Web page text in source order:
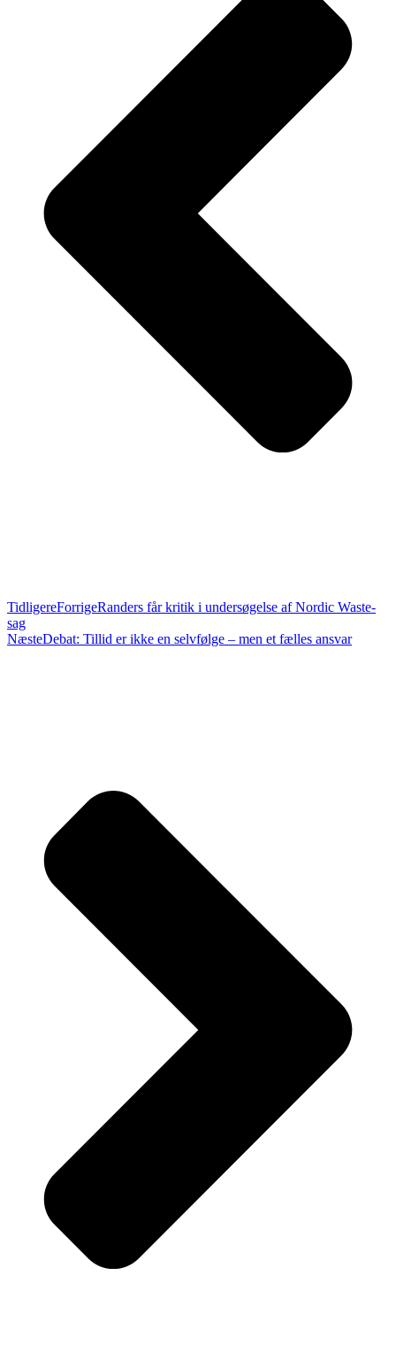
TidligereForrigeRanders får kritik i undersøgelse af Nordic Waste-
sag
NæsteDebat: Tillid er ikke en selvfølge – men et fælles ansvar